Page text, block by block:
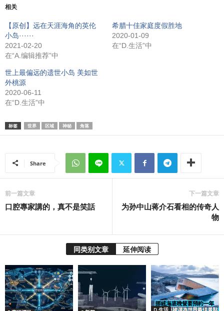
相关
【原创】远在天涯海角的英伦
小岛······
2021-02-20
在“A.编辑推荐”中
希腊十佳家庭度假胜地
2020-01-09
在“D.生活”中
世上最偏远的遗世小岛 美如世
外桃源
2020-06-11
在“D.生活”中
标签 世界 区域 神秘 角落
Share
前一篇文章
口腔專家講的，真不是笑話
下一篇文章
为孙中山蒋介石看相的传奇人
物
同类别文章 延伸阅读